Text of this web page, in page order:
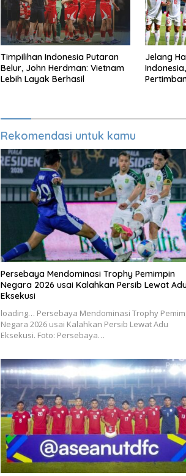
Timpilihan Indonesia Putaran
Belur, John Herdman: Vietnam
Lebih Layak Berhasil
Jelang
Rekomendasi untuk kamu
Persebaya Mendominasi Trophy Pemimpin
Negara 2026 usai Kalahkan Persib Lewat
Eksekusi
loading… Persebaya Mendominasi Trophy
Negara 2026 usai Kalahkan Persib Lewat Adu
Eksekusi. Foto: Persebaya…